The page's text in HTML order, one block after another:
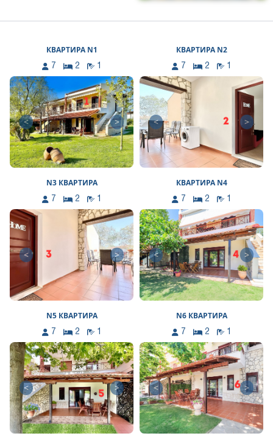
КВАРТИРА N1
7 2 1
< >
КВАРТИРА N2
7 2 1
< >
N3 КВАРТИРА
7 2 1
< >
КВАРТИРА N4
7 2 1
< >
N5 КВАРТИРА
7 2 1
< >
N6 КВАРТИРА
7 2 1
< >